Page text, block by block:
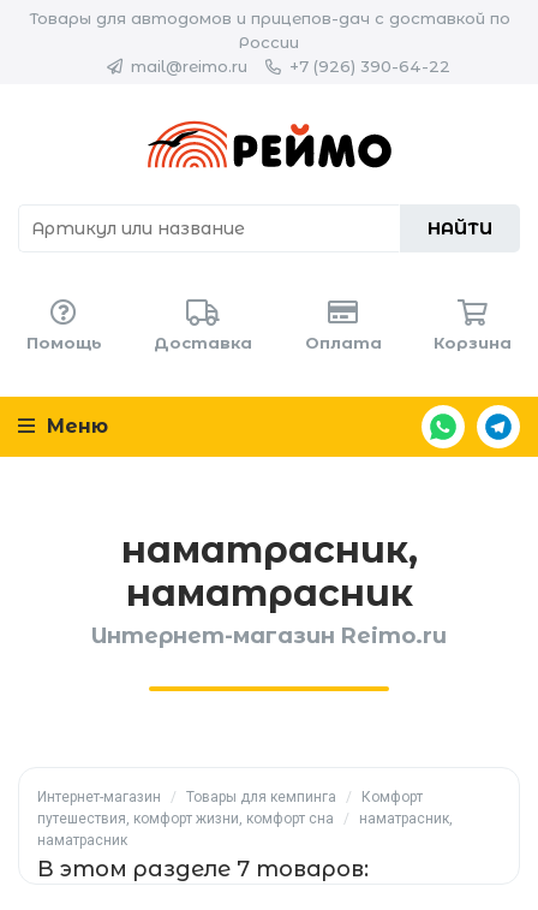
Товары для автодомов и прицепов-дач с доставкой по
России
mail@reimo.ru
+7 (926) 390-64-22
НАЙТИ
Помощь Доставка Оплата Корзина
Меню
наматрасник,
наматрасник
Интернет-магазин Reimo.ru
Интернет-магазин / Товары для кемпинга /
Комфорт
путешествия, комфорт жизни, комфорт сна
/
наматрасник,
наматрасник
В этом разделе 7 товаров: